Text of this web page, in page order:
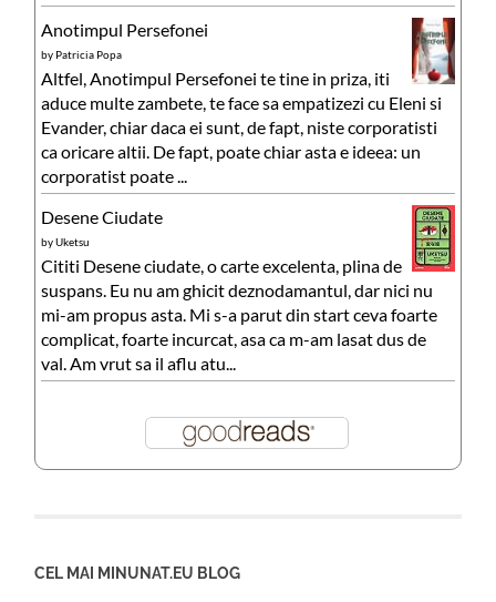
Anotimpul Persefonei
by Patricia Popa
Altfel, Anotimpul Persefonei te tine in priza, iti
aduce multe zambete, te face sa empatizezi cu Eleni si
Evander, chiar daca ei sunt, de fapt, niste corporatisti
ca oricare altii. De fapt, poate chiar asta e ideea: un
corporatist poate ...
Desene Ciudate
byUketsu
Cititi Desene ciudate, o carte excelenta, plina de
suspans. Eu nu am ghicit deznodamantul, dar nici nu
mi-am propus asta. Mi s-a parut din start ceva foarte
complicat, foarte incurcat, asa ca m-am lasat dus de
val. Am vrut sa il aflu atu...
CEL MAI MINUNAT.EU BLOG